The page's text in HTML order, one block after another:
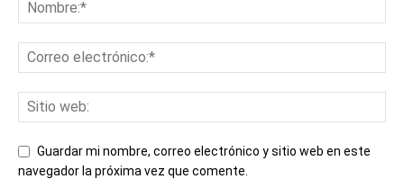
Guardar mi nombre, correo electrónico y sitio web en este
navegador la próxima vez que comente.